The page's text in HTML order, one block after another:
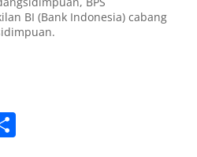
BI (Bank Indonesia) cabang